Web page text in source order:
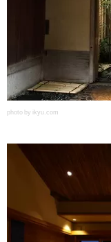
photo by ikyu.com